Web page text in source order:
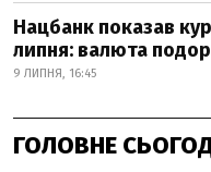
Нацбанк показав
липня: валюта
9 ЛИПНЯ, 16:45
ГОЛОВНЕ